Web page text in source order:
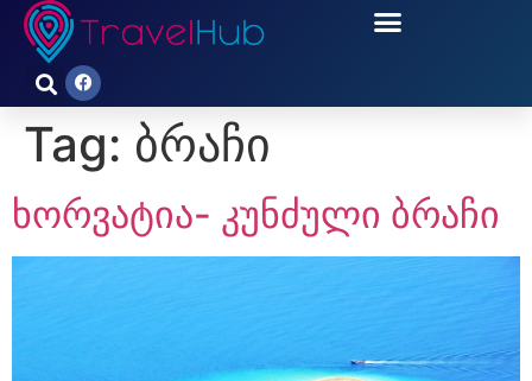
Tag: ბრაჩი
ხორვატია- კუნძული ბრაჩი